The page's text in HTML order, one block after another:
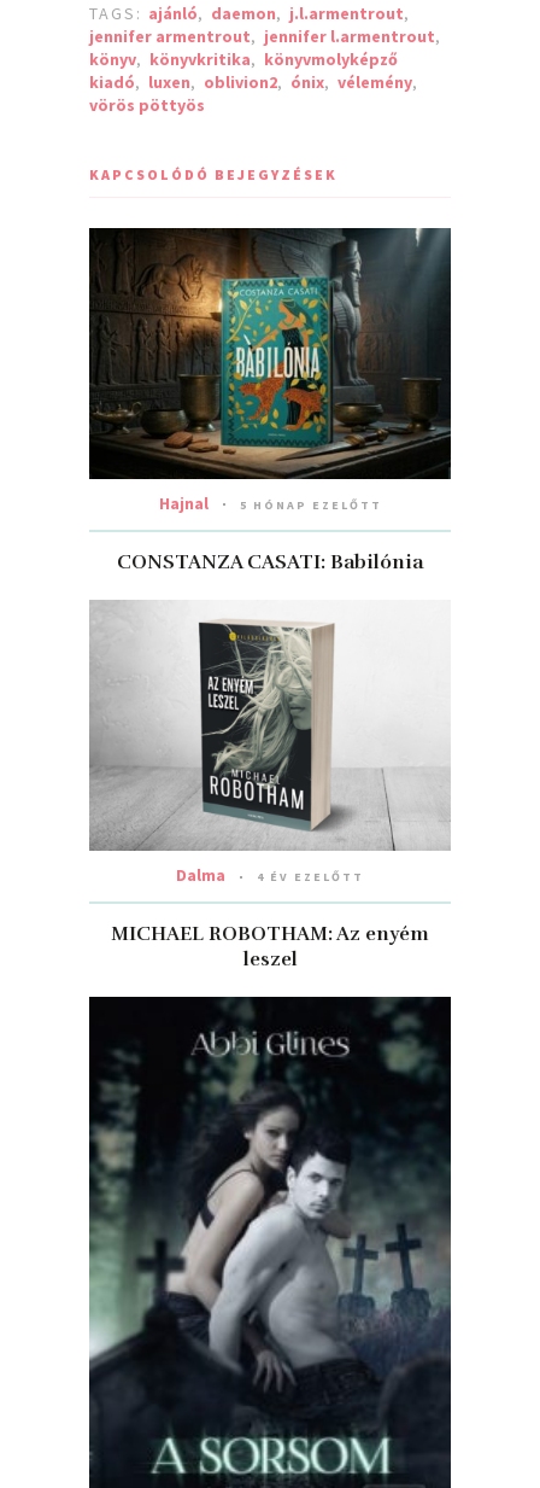
TAGS: ajánló, daemon, j.l.armentrout,
jennifer armentrout, jennifer l.armentrout,
könyv, könyvkritika, könyvmolyképző
kiadó, luxen, oblivion2, ónix, vélemény,
vörös pöttyös
KAPCSOLÓDÓ BEJEGYZÉSEK
Hajnal 5 HÓNAP EZELŐTT
CONSTANZA CASATI: Babilónia
Dalma 4 ÉV EZELŐTT
MICHAEL ROBOTHAM: Az ​enyém
leszel